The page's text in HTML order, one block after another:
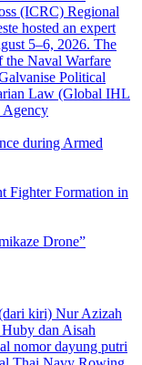
during Armed
Fighter Formation in
Drone”